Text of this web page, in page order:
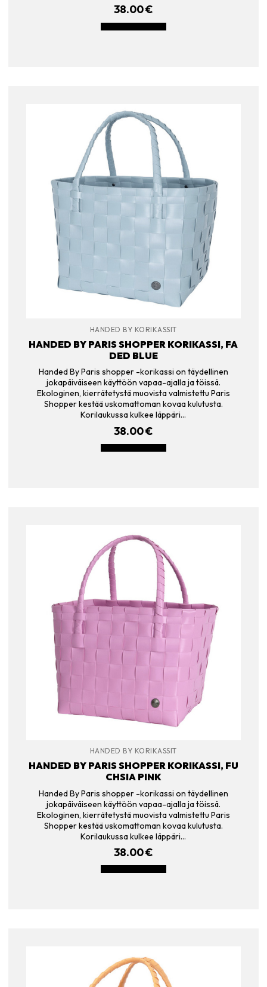
38.00€
HANDED BY KORIKASSIT
HANDED BY PARIS SHOPPER KORIKASSI, FA
DED BLUE
Handed By Paris shopper -korikassi on täydellinen
jokapäiväiseen käyttöön vapaa-ajalla ja töissä.
Ekologinen, kierrätetystä muovista valmistettu Paris
Shopper kestää uskomattoman kovaa kulutusta.
Korilaukussa kulkee läppäri…
38.00€
HANDED BY KORIKASSIT
HANDED BY PARIS SHOPPER KORIKASSI, FU
CHSIA PINK
Handed By Paris shopper -korikassi on täydellinen
jokapäiväiseen käyttöön vapaa-ajalla ja töissä.
Ekologinen, kierrätetystä muovista valmistettu Paris
Shopper kestää uskomattoman kovaa kulutusta.
Korilaukussa kulkee läppäri…
38.00€